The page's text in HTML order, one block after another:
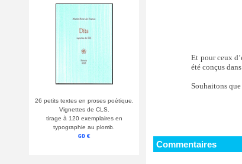
26 petits textes en proses poétique.
Vignettes de CLS.
tirage à 120 exemplaires en
typographie au plomb.
60 €
Et pour ceux
été conçus
Souhaitons
Commentaires